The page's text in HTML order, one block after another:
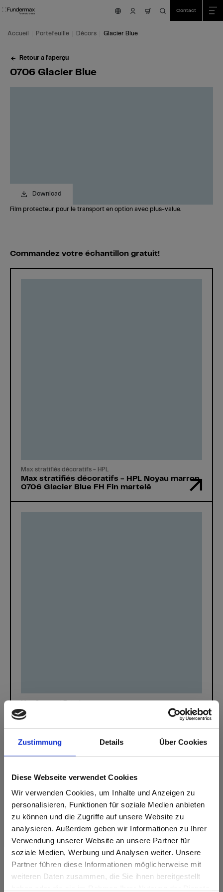
Zustimmung Details Über Cookies
Diese Webseite verwendet Cookies
Wir verwenden Cookies, um Inhalte und Anzeigen zu
personalisieren, Funktionen für soziale Medien anbieten
zu können und die Zugriffe auf unsere Website zu
analysieren. Außerdem geben wir Informationen zu Ihrer
Verwendung unserer Website an unsere Partner für
soziale Medien, Werbung und Analysen weiter. Unsere
Partner führen diese Informationen möglicherweise mit
weiteren Daten zusammen, die Sie ihnen bereitgestellt
Are you based in the États-Unis?
Go to the Fundermax North America website directly from
Aller au contenu principal
Aller au sommaire
Aller au menu principal
nav.cart.item.count
Contact
Accueil Portefeuille Décors Glacier Blue
Retour à l'aperçu
0706 Glacier Blue
Download
Film protecteur pour le transport en option avec plus-value.
Commandez votre échantillon gratuit!
Max stratifiés décoratifs - HPL
Max stratifiés décoratifs - HPL Noyau marron
0706 Glacier Blue FH Fin martelé
Max Compact Exterior Noyau marron Qualité
F 0706 Glacier Blue NT
Vous avez des questions?
Formulaire de contact